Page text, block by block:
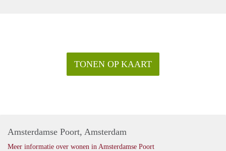
TONEN OP KAART
Amsterdamse Poort, Amsterdam
Meer informatie over wonen in Amsterdamse Poort